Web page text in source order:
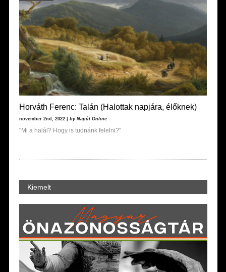
Horváth Ferenc: Talán (Halottak napjára, élőknek)
november 2nd, 2022 | by Napút Online
"Mi a halál? Hogy is tudnánk felelni?"
Kiemelt